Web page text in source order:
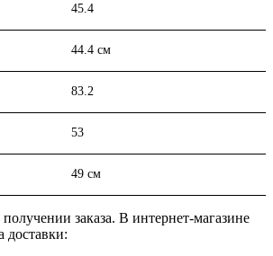
45.4
44.4 см
83.2
53
49 см
заказа. В интернет-магазине
доставки: